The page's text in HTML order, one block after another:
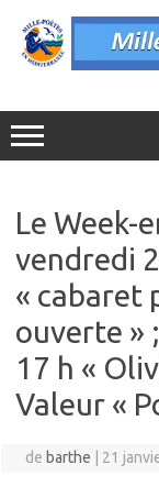
contenu
Le Week-
vendredi
« cabaret
ouverte »
17 h «
Valeur «
de barthe 21